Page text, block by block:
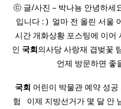
ⓒ 글/사진 – 박나뇽 안녕하세
입니다 : ) ​ 얼마 전 올린 서울
시간 개화상황 포스팅에 이어
인 국회의사당 사랑재 겹벚꽃
언제 방문하면 좋
국회 어린이 박물관 예약 성
험 ​ ​ 이제 지방선거가 몇 달 안